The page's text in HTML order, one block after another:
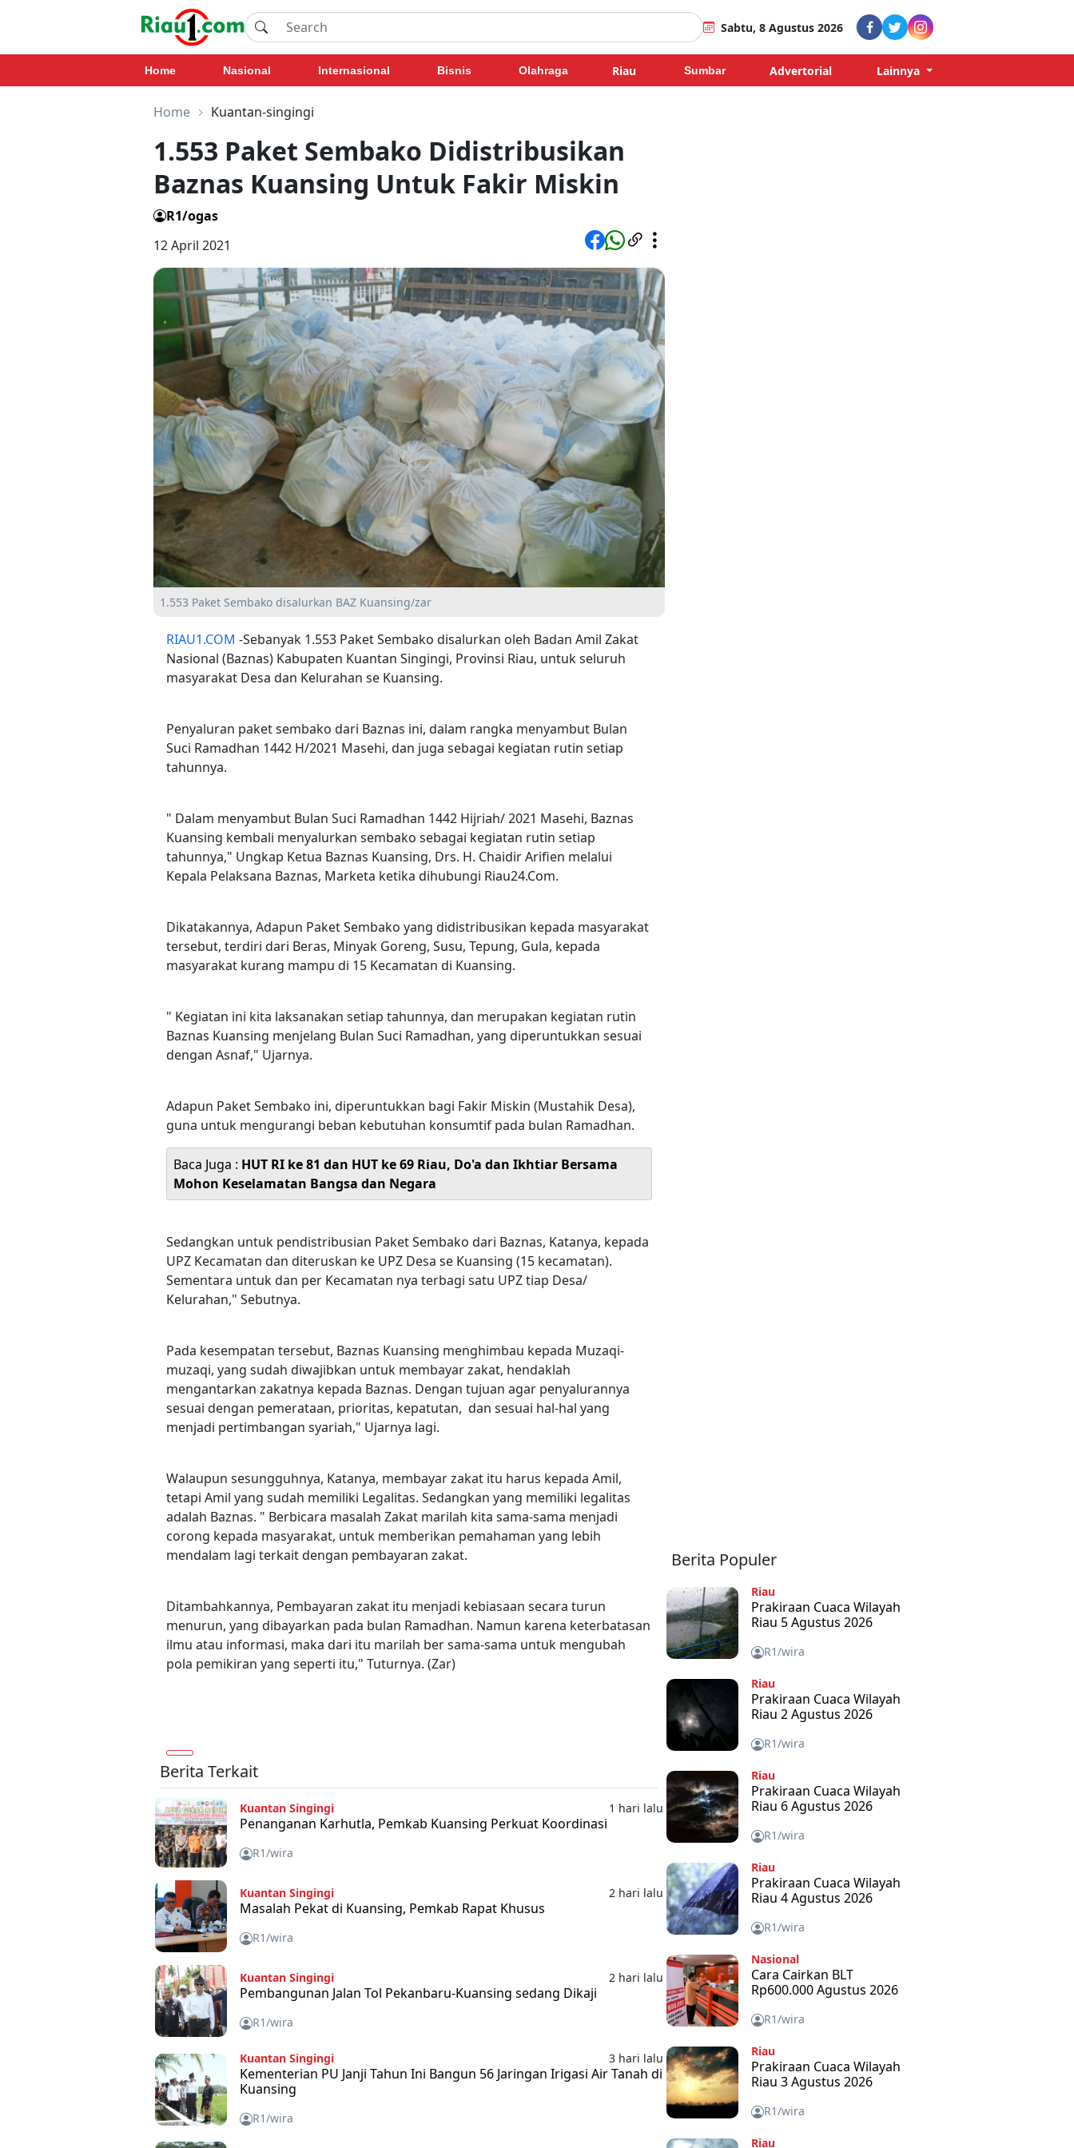
Sabtu, 8 Agustus 2026
Home Nasional Internasional Bisnis Olahraga Riau Sumbar Advertorial Lainnya
Home Kuantan-singingi
1.553 Paket Sembako Didistribusikan
Baznas Kuansing Untuk Fakir Miskin
R1/ogas
12 April 2021
1.553 Paket Sembako disalurkan BAZ Kuansing/zar
RIAU1.COM -Sebanyak 1.553 Paket Sembako disalurkan oleh Badan Amil Zakat
Nasional (Baznas) Kabupaten Kuantan Singingi, Provinsi Riau, untuk seluruh
masyarakat Desa dan Kelurahan se Kuansing.
Penyaluran paket sembako dari Baznas ini, dalam rangka menyambut Bulan
Suci Ramadhan 1442 H/2021 Masehi, dan juga sebagai kegiatan rutin setiap
tahunnya.
" Dalam menyambut Bulan Suci Ramadhan 1442 Hijriah/ 2021 Masehi, Baznas
Kuansing kembali menyalurkan sembako sebagai kegiatan rutin setiap
tahunnya," Ungkap Ketua Baznas Kuansing, Drs. H. Chaidir Arifien melalui
Kepala Pelaksana Baznas, Marketa ketika dihubungi Riau24.Com.
Dikatakannya, Adapun Paket Sembako yang didistribusikan kepada masyarakat
tersebut, terdiri dari Beras, Minyak Goreng, Susu, Tepung, Gula, kepada
masyarakat kurang mampu di 15 Kecamatan di Kuansing.
" Kegiatan ini kita laksanakan setiap tahunnya, dan merupakan kegiatan rutin
Baznas Kuansing menjelang Bulan Suci Ramadhan, yang diperuntukkan sesuai
dengan Asnaf," Ujarnya.
Adapun Paket Sembako ini, diperuntukkan bagi Fakir Miskin (Mustahik Desa),
guna untuk mengurangi beban kebutuhan konsumtif pada bulan Ramadhan.
Baca Juga : HUT RI ke 81 dan HUT ke 69 Riau, Do'a dan Ikhtiar Bersama
Mohon Keselamatan Bangsa dan Negara
Sedangkan untuk pendistribusian Paket Sembako dari Baznas, Katanya, kepada
UPZ Kecamatan dan diteruskan ke UPZ Desa se Kuansing (15 kecamatan).
Sementara untuk dan per Kecamatan nya terbagi satu UPZ tiap Desa/
Kelurahan," Sebutnya.
Pada kesempatan tersebut, Baznas Kuansing menghimbau kepada Muzaqi-
muzaqi, yang sudah diwajibkan untuk membayar zakat, hendaklah
mengantarkan zakatnya kepada Baznas. Dengan tujuan agar penyalurannya
sesuai dengan pemerataan, prioritas, kepatutan, dan sesuai hal-hal yang
menjadi pertimbangan syariah," Ujarnya lagi.
Walaupun sesungguhnya, Katanya, membayar zakat itu harus kepada Amil,
tetapi Amil yang sudah memiliki Legalitas. Sedangkan yang memiliki legalitas
adalah Baznas. " Berbicara masalah Zakat marilah kita sama-sama menjadi
corong kepada masyarakat, untuk memberikan pemahaman yang lebih
mendalam lagi terkait dengan pembayaran zakat.
Ditambahkannya, Pembayaran zakat itu menjadi kebiasaan secara turun
menurun, yang dibayarkan pada bulan Ramadhan. Namun karena keterbatasan
ilmu atau informasi, maka dari itu marilah ber sama-sama untuk mengubah
pola pemikiran yang seperti itu," Tuturnya. (Zar)
Berita Terkait
Kuantan Singingi 1 hari lalu
Penanganan Karhutla, Pemkab Kuansing Perkuat Koordinasi
R1/wira
Kuantan Singingi 2 hari lalu
Masalah Pekat di Kuansing, Pemkab Rapat Khusus
R1/wira
Kuantan Singingi 2 hari lalu
Pembangunan Jalan Tol Pekanbaru-Kuansing sedang Dikaji
R1/wira
Kuantan Singingi 3 hari lalu
Kementerian PU Janji Tahun Ini Bangun 56 Jaringan Irigasi Air Tanah di
Kuansing
R1/wira
Berita Populer
Riau
Prakiraan Cuaca Wilayah
Riau 5 Agustus 2026
R1/wira
Riau
Prakiraan Cuaca Wilayah
Riau 2 Agustus 2026
R1/wira
Riau
Prakiraan Cuaca Wilayah
Riau 6 Agustus 2026
R1/wira
Riau
Prakiraan Cuaca Wilayah
Riau 4 Agustus 2026
R1/wira
Nasional
Cara Cairkan BLT
Rp600.000 Agustus 2026
R1/wira
Riau
Prakiraan Cuaca Wilayah
Riau 3 Agustus 2026
R1/wira
Riau